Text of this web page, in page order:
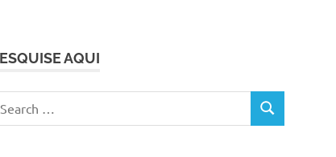
AQUI
SEARCH